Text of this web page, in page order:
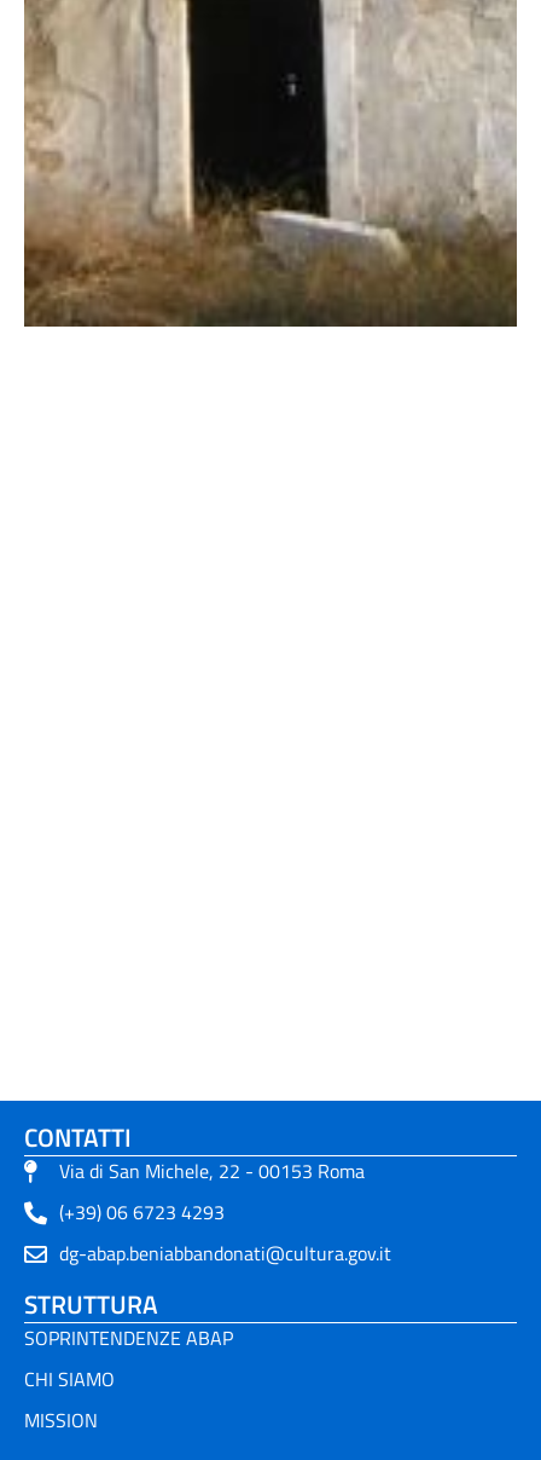
CONTATTI
Via di San Michele, 22 - 00153 Roma
(+39) 06 6723 4293
dg-abap.beniabbandonati@cultura.gov.it
STRUTTURA
SOPRINTENDENZE ABAP
CHI SIAMO
MISSION